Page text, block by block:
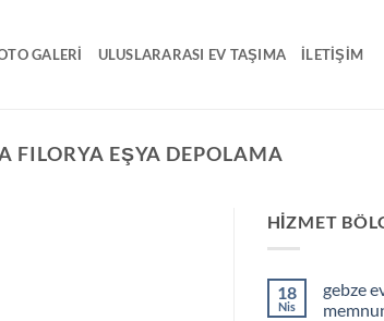
GALERI ULUSLARARASI EV TAŞIMA İLETIŞIM
FILORYA EŞYA DEPOLAMA
HIZMET
18
Nis
gebze